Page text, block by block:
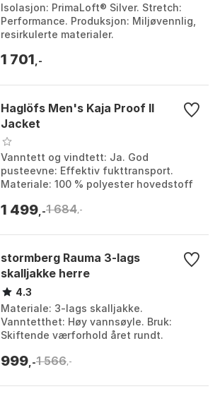
Isolasjon: PrimaLoft® Silver. Stretch:
Performance. Produksjon: Miljøvennlig,
resirkulerte materialer.
Black / black 1, Black...
1 701 ,-
Haglöfs Men's Kaja Proof II
Jacket
Vanntett og vindtett: Ja. God
pusteevne: Effektiv fukttransport.
Materiale: 100 % polyester hovedstoff
avviser smuss og va...
1 499 ,-1 684,-
stormberg Rauma 3-lags
skalljakke herre
4.3
Materiale: 3-lags skalljakke.
Vanntetthet: Høy vannsøyle. Bruk:
Skiftende værforhold året rundt.
2. Størrelse: 3XL, 4XL, ...
999 ,-1 566 ,-